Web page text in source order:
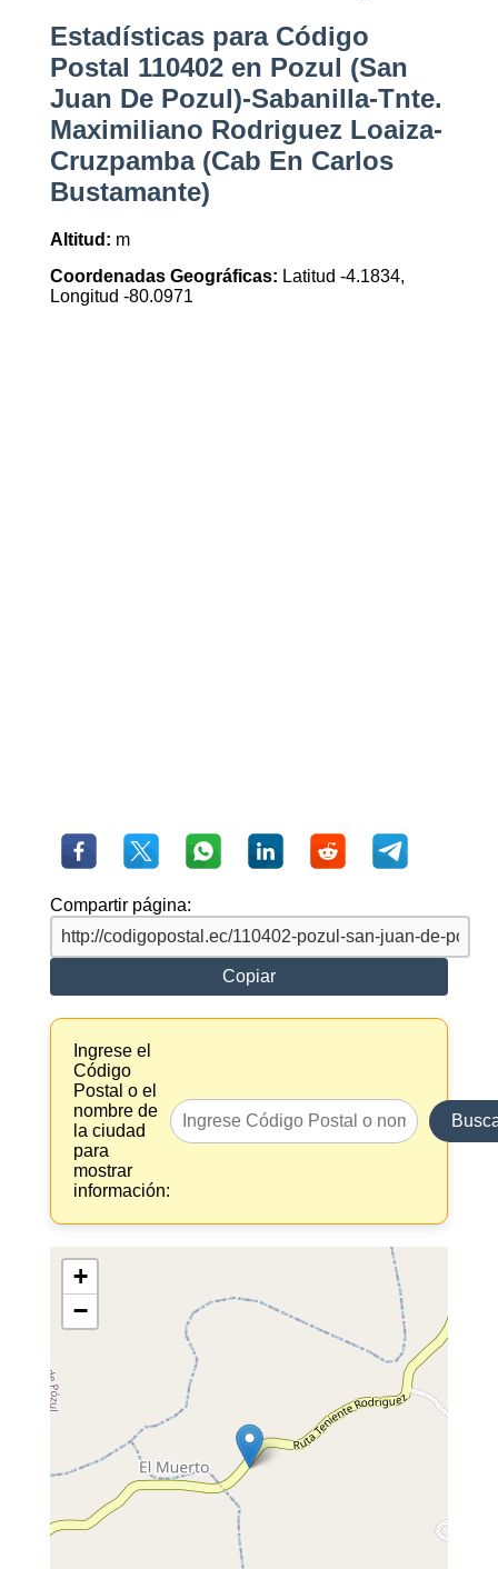
Estadísticas para Código
Postal 110402 en Pozul (San
Juan De Pozul)-Sabanilla-Tnte.
Maximiliano Rodriguez Loaiza-
Cruzpamba (Cab En Carlos
Bustamante)
Altitud: m
Coordenadas Geográficas: Latitud -4.1834,
Longitud -80.0971
Compartir página:
Copiar
Ingrese el
Código
Postal o el
nombre de
la ciudad
para
mostrar
información:
+
−